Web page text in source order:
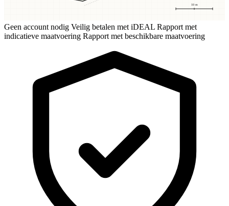
10 m
Geen account nodig Veilig betalen met iDEAL Rapport met
indicatieve maatvoering Rapport met beschikbare maatvoering